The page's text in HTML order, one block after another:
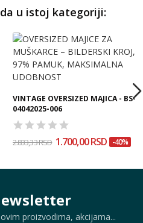
u istoj kategoriji:
VINTAGE OVERSIZED MAJICA - BS-
04042025-006
2.833,33 RSD 1.700,00 RSD -40%
proizvodima, akcijama...